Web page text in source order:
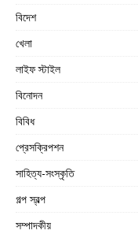
বিদেশ
খেলা
লাইফ স্টাইল
বিনোদন
বিবিধ
প্রেসক্রিপশন
সাহিত্য-সংস্কৃতি
গল্প স্বল্প
সম্পাদকীয়